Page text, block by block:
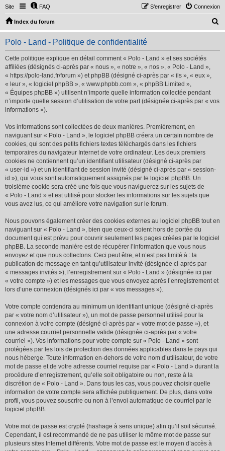
Site FAQ Connexion
S’enregistrer
Index du forum
e
Polo - Land - Politique de confidentialité
Cette politique explique en détail comment « Polo - Land » et ses sociétés
affiliées (désignés ci-après par « nous », « notre », « nos », « Polo - Land »,
« https://polo-land.fr/forum ») et phpBB (désigné ci-après par « ils », « eux »,
« leur », « logiciel phpBB », « www.phpbb.com », « phpBB Limited »,
« Équipes phpBB ») utilisent n’importe quelle information collectée pendant
n’importe quelle session d’utilisation de votre part (désignée ci-après par « vos
informations »).
Vos informations sont collectées de deux manières. Premièrement, en
naviguant sur « Polo - Land », le logiciel phpBB créera un certain nombre de
cookies, qui sont des petits fichiers textes téléchargés dans les fichiers
temporaires du navigateur Internet de votre ordinateur. Les deux premiers
cookies ne contiennent qu’un identifiant utilisateur (désigné ci-après par
« user-id ») et un identifiant de session invité (désigné ci-après par « session-
id »), qui vous sont automatiquement assignés par le logiciel phpBB. Un
troisième cookie sera créé une fois que vous naviguerez sur les sujets de
« Polo - Land » et est utilisé pour stocker les informations sur les sujets que
vous avez lus, ce qui améliore votre navigation sur le forum.
Nous pouvons également créer des cookies externes au logiciel phpBB tout en
naviguant sur « Polo - Land », bien que ceux-ci soient hors de portée du
document qui est prévu pour couvrir seulement les pages créées par le logiciel
phpBB. La seconde manière est de récupérer l’information que vous nous
envoyez et que nous collectons. Ceci peut être, et n’est pas limité à : la
publication de message en tant qu’utilisateur invité (désignée ci-après par
« messages invités »), l’enregistrement sur « Polo - Land » (désignée ici par
« votre compte ») et les messages que vous envoyez après l’enregistrement et
lors d’une connexion (désignés ici par « vos messages »).
Votre compte contiendra au minimum un identifiant unique (désigné ci-après
par « votre nom d’utilisateur »), un mot de passe personnel utilisé pour la
connexion à votre compte (désigné ci-après par « votre mot de passe »), et
une adresse courriel personnelle valide (désignée ci-après par « votre
courriel »). Vos informations pour votre compte sur « Polo - Land » sont
protégées par les lois de protection des données applicables dans le pays qui
nous héberge. Toute information en-dehors de votre nom d’utilisateur, de votre
mot de passe et de votre adresse courriel requise par « Polo - Land » durant la
procédure d’enregistrement, qu’elle soit obligatoire ou non, reste à la
discrétion de « Polo - Land ». Dans tous les cas, vous pouvez choisir quelle
information de votre compte sera affichée publiquement. De plus, dans votre
profil, vous pouvez souscrire ou non à l’envoi automatique de courriel par le
logiciel phpBB.
Votre mot de passe est crypté (hashage à sens unique) afin qu’il soit sécurisé.
Cependant, il est recommandé de ne pas utiliser le même mot de passe sur
plusieurs sites Internet différents. Votre mot de passe est le moyen d’accès à